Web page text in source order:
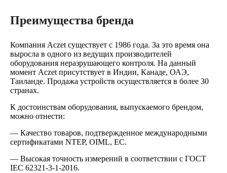
Преимущества бренда
Компания Aczet существует с 1986 года. За это время она
выросла в одного из ведущих производителей
оборудования неразрушающего контроля. На данный
момент Aczet присутствует в Индии, Канаде, ОАЭ,
Таиланде. Продажа устройств осуществляется в более 30
странах.
К достоинствам оборудования, выпускаемого брендом,
можно отнести:
— Качество товаров, подтвержденное международными
сертификатами NTEP, OIML, EC.
— Высокая точность измерений в соответствии с ГОСТ
IEC 62321-3-1-2016.